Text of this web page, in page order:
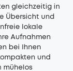
gleichzeitig in
Übersicht und
lokale
Aufnahmen
bei Ihnen
und
mühelos